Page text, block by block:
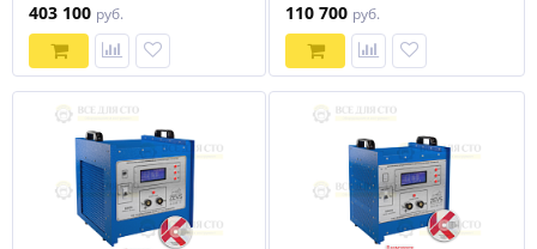
403 100 руб. 110 700 руб.